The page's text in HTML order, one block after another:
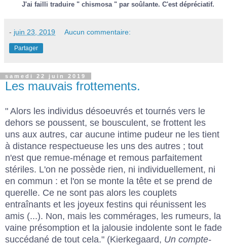
J'ai failli traduire " chismosa " par soûlante. C'est dépréciatif.
- juin 23, 2019 Aucun commentaire:
Partager
samedi 22 juin 2019
Les mauvais frottements.
" Alors les individus désoeuvrés et tournés vers le
dehors se poussent, se bousculent, se frottent les
uns aux autres, car aucune intime pudeur ne les tient
à distance respectueuse les uns des autres ; tout
n'est que remue-ménage et remous parfaitement
stériles. L'on ne possède rien, ni individuellement, ni
en commun : et l'on se monte la tête et se prend de
querelle. Ce ne sont pas alors les couplets
entraînants et les joyeux festins qui réunissent les
amis (...). Non, mais les commérages, les rumeurs, la
vaine présomption et la jalousie indolente sont le fade
succédané de tout cela." (Kierkegaard, Un compte-